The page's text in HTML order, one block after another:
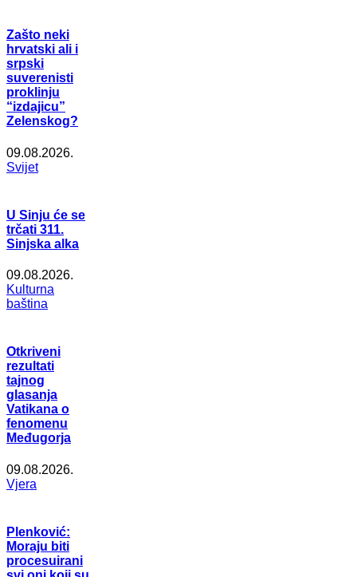
Zašto neki
hrvatski ali i
srpski
suverenisti
proklinju
“izdajicu”
Zelenskog?
09.08.2026.
Svijet
U Sinju će se
trčati 311.
Sinjska alka
09.08.2026.
Kulturna
baština
Otkriveni
rezultati
tajnog
glasanja
Vatikana o
fenomenu
Međugorja
09.08.2026.
Vjera
Plenković:
Moraju biti
procesuirani